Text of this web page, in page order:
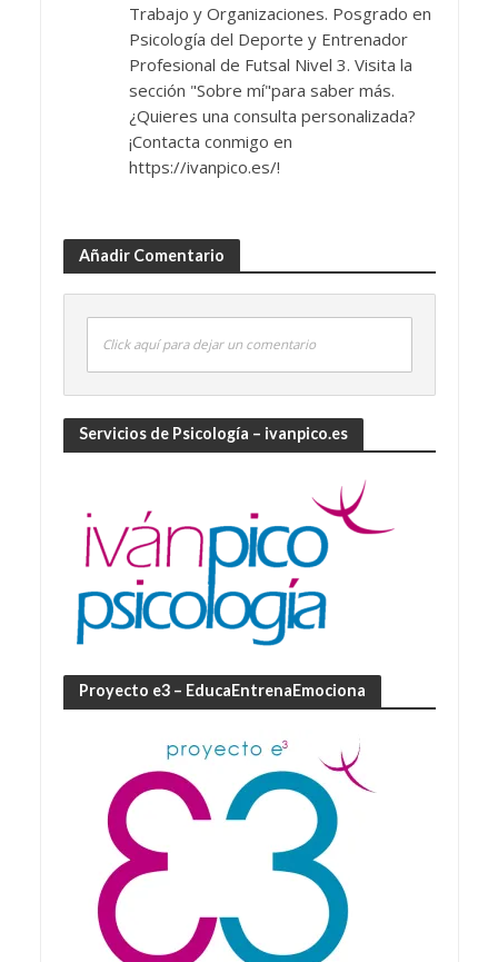
Trabajo y Organizaciones. Posgrado en
Psicología del Deporte y Entrenador
Profesional de Futsal Nivel 3. Visita la
sección "Sobre mí"para saber más.
¿Quieres una consulta personalizada?
¡Contacta conmigo en
https://ivanpico.es/!
Añadir Comentario
Click aquí para dejar un comentario
Servicios de Psicología – ivanpico.es
Proyecto e3 – EducaEntrenaEmociona